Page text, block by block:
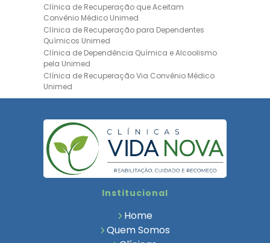
Clínica de Recuperação que Aceitam
Convênio Médico Unimed
Clínica de Recuperação para Dependentes
Químicos Unimed
Clínica de Dependência Química e Alcoolismo
pela Unimed
Clínica de Recuperação Via Convênio Médico
Unimed
Clínica de Recuperação Convênio Bradesco
Bradesco Saúde
Hospital Psiquiátrico para Dependentes
Químicos Unimed
Internação Unimed para Dependentes
Químicos
Bradesco Saúde
Clinica de Recuperação de Dependentes
Institucional
Home
Quem Somos